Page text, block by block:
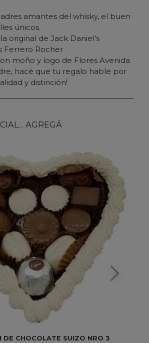
amantes del whisky, el buen
únicos.
original de Jack Daniel’s
Ferrero Rocher
moño y logo de Flores Avenida
hacé que tu regalo hable por
y distinción!
AGREGÁ
DE CHOCOLATE SUIZO NRO 3